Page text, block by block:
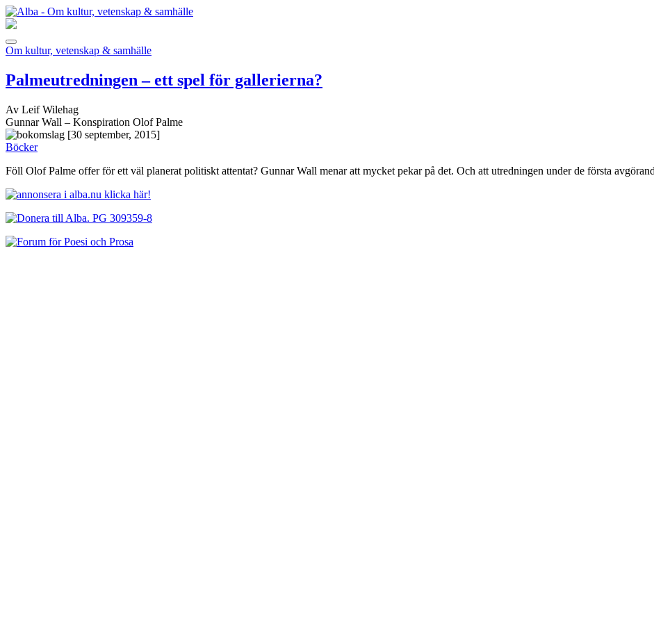
Om kultur, vetenskap & samhälle
Palmeutredningen – ett spel för gallerierna?
Av Leif Wilehag
Gunnar Wall – Konspiration Olof Palme
[30 september, 2015]
Böcker
Föll Olof Palme offer för ett väl planerat politiskt attentat? Gunnar Wall menar att mycket pekar på det. Och att utredningen under de första